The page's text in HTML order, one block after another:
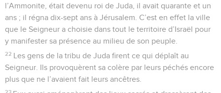
l’Ammonite, était devenu roi de Juda, il avait quarante et un
ans ; il régna dix-sept ans à Jérusalem. C’est en effet la ville
que le Seigneur a choisie dans tout le territoire d’Israël pour
y manifester sa présence au milieu de son peuple.
22 Les gens de la tribu de Juda firent ce qui déplaît au
Seigneur. Ils provoquèrent sa colère par leurs péchés encore
plus que ne l’avaient fait leurs ancêtres.
23